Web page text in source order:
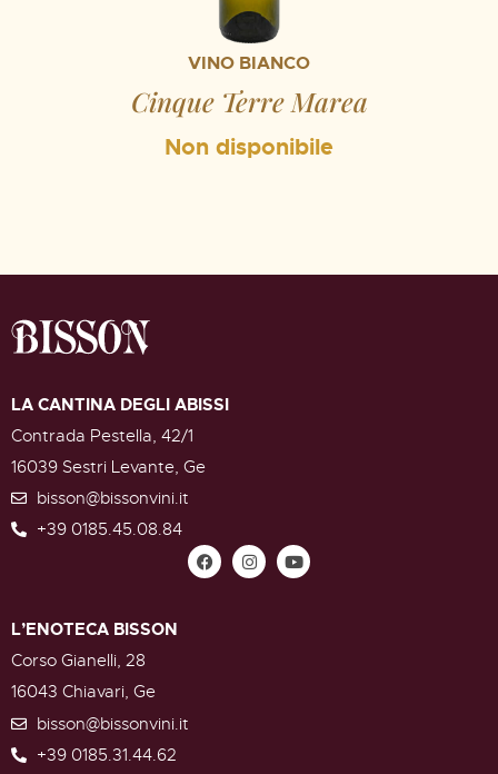
VINO BIANCO
Cinque Terre Marea
LA CANTINA DEGLI ABISSI
Contrada Pestella, 42/1
16039 Sestri Levante, Ge
bisson@bissonvini.it
+39 0185.45.08.84
L’ENOTECA BISSON
Corso Gianelli, 28
16043 Chiavari, Ge
bisson@bissonvini.it
+39 0185.31.44.62